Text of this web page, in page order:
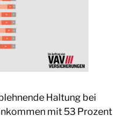
Haltung bei
mit 53 Prozent